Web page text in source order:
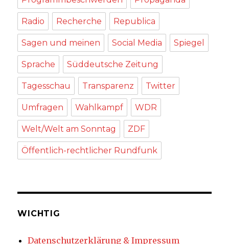
Radio Recherche Republica
Sagen und meinen Social Media Spiegel
Sprache Süddeutsche Zeitung
Tagesschau Transparenz Twitter
Umfragen Wahlkampf WDR
Welt/Welt am Sonntag ZDF
Öffentlich-rechtlicher Rundfunk
WICHTIG
Datenschutzerklärung & Impressum